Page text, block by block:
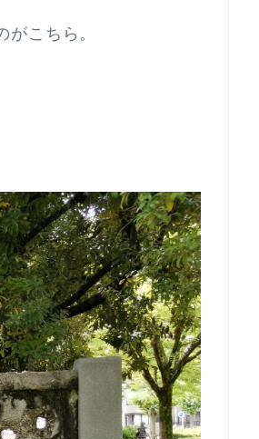
こちら。